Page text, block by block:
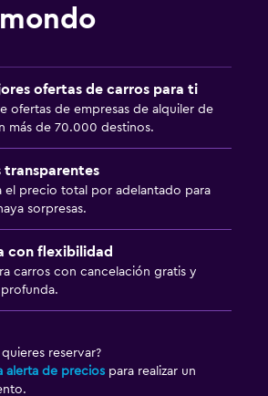
ofertas de carros para ti
ofertas de empresas de alquiler de
más de 70.000 destinos.
transparentes
el precio total por adelantado para
sorpresas.
con flexibilidad
carros con cancelación gratis y
profunda.
reservar?
alerta de precios para realizar un